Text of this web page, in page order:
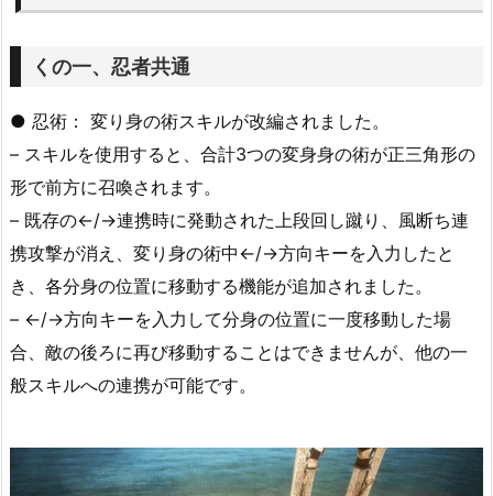
くの一、忍者共通
● 忍術： 変り身の術スキルが改編されました。
– スキルを使用すると、合計3つの変身身の術が正三角形の
形で前方に召喚されます。
– 既存の←/→連携時に発動された上段回し蹴り、風断ち連
携攻撃が消え、変り身の術中←/→方向キーを入力したと
き、各分身の位置に移動する機能が追加されました。
– ←/→方向キーを入力して分身の位置に一度移動した場
合、敵の後ろに再び移動することはできませんが、他の一
般スキルへの連携が可能です。